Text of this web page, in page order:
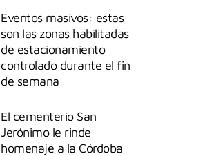
Eventos masivos: estas
son las zonas habilitadas
de estacionamiento
controlado durante el fin
de semana
El cementerio San
Jerónimo le rinde
homenaje a la Córdoba